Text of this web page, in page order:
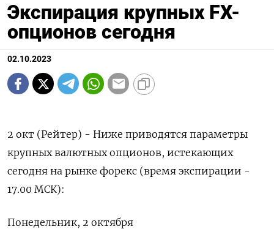
Экспирация крупных FX-
опционов сегодня
02.10.2023
2 окт (Рейтер) - Ниже приводятся параметры
крупных валютных опционов, истекающих
сегодня на рынке форекс (время экспирации -
17.00 МСК):
Понедельник, 2 октября